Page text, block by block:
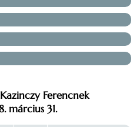
Ferencnek
március 31.